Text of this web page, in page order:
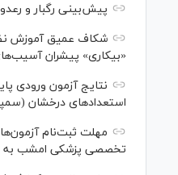
پیش‌بینی رگبار و
شکاف عمیق آموزش
«بیکاری» پیشران
نتایج آزمون ورودی
استعدادهای درخشان
مهلت ثبت‌نام
تخصصی پزشکی امشب به